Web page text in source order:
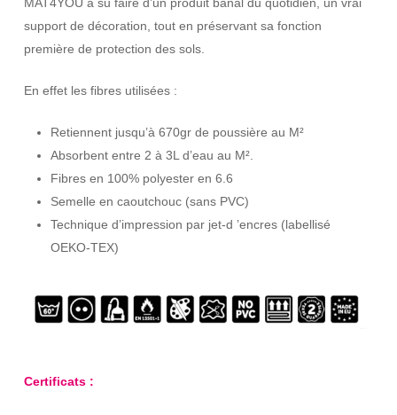
support de décoration, tout en préservant sa fonction
première de protection des sols.
En effet les fibres utilisées :
Retiennent jusqu’à 670gr de poussière au M²
Absorbent entre 2 à 3L d’eau au M².
Fibres en 100% polyester en 6.6
Semelle en caoutchouc (sans PVC)
Technique d’impression par jet-d ’encres (labellisé
OEKO-TEX)
Certificats :